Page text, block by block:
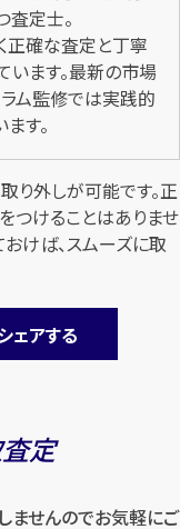
定士。
正確な査定と丁寧
ます。最新の市場
ム監修では実践的
す。
り外しが可能です。正
つけることはありませ
けば、スムーズに取
ェアする
定
ませんのでお気軽にご